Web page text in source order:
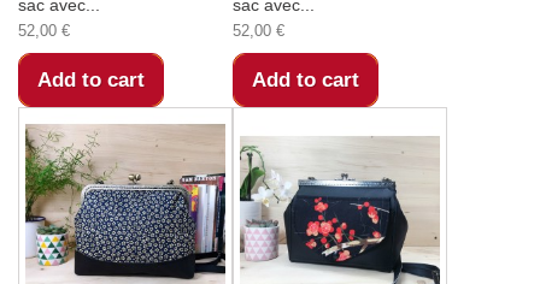
sac avec...
52,00 €
Add to cart
sac avec...
52,00 €
Add to cart